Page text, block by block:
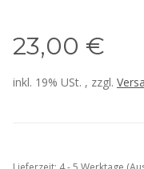
23,00 €
inkl. 19% USt. , zzgl.